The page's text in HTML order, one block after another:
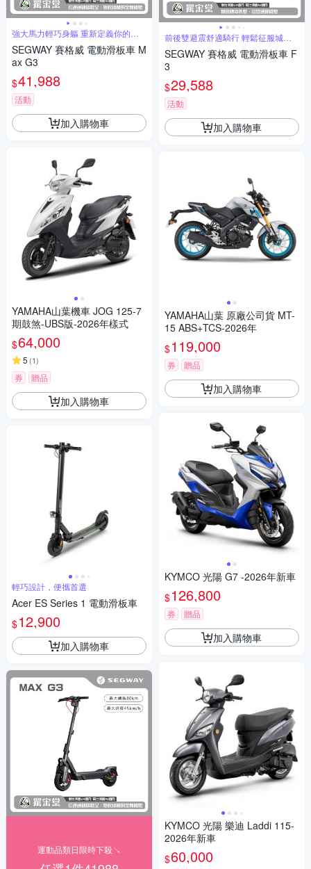
強大馬力輕巧身軀 重新定義你的騎
行體驗
SEGWAY 賽格威 電動滑板車 M
ax G3
$41,988
活動
加入購物車
YAMAHA山葉機車 JOG 125-7
期鼓煞-UBS版-2026年樣式
$64,000
5 (1)
券 贈品
加入購物車
輕巧設計，便攜首選
Acer ES Series 1 電動滑板車
$12,900
加入購物車
運動品類日限時下殺↘
前後雙避震舒適騎行 輕鬆征服城市
坡道
SEGWAY 賽格威 電動滑板車 F
3
$29,588
活動
加入購物車
YAMAHA山葉 原廠公司貨 MT-
15 ABS+TCS-2026年
$119,000
券 贈品
加入購物車
KYMCO 光陽 G7 -2026年新車
$126,800
券 贈品
加入購物車
KYMCO 光陽 樂迪 Laddi 115-
2026年新車
$60,000